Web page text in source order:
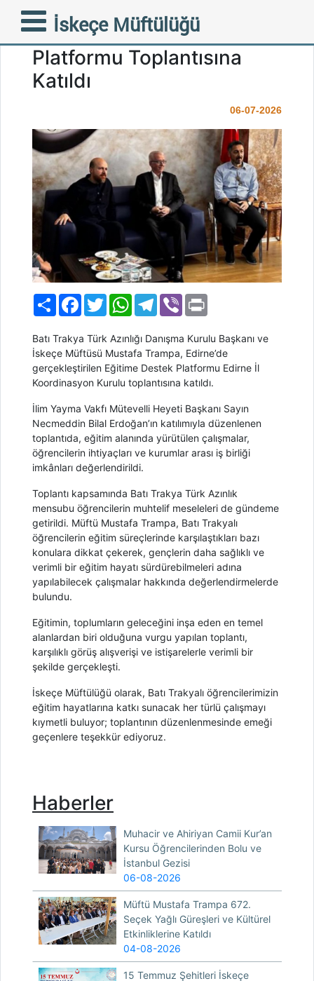
İskeçe Müftülüğü
Müftü Mustafa Trampa
Edirne’de Eğitime Destek
Platformu Toplantısına
Katıldı
06-07-2026
PaylaşFacebook
TwitterWhatsAppTelegram
Viber
Batı Trakya Türk Azınlığı Danışma Kurulu Başkanı ve
İskeçe Müftüsü Mustafa Trampa, Edirne’de
gerçekleştirilen Eğitime Destek Platformu Edirne İl
Koordinasyon Kurulu toplantısına katıldı.
İlim Yayma Vakfı Mütevelli Heyeti Başkanı Sayın
Necmeddin Bilal Erdoğan’ın katılımıyla düzenlenen
toplantıda, eğitim alanında yürütülen çalışmalar,
öğrencilerin ihtiyaçları ve kurumlar arası iş birliği
imkânları değerlendirildi.
Toplantı kapsamında Batı Trakya Türk Azınlık
mensubu öğrencilerin muhtelif meseleleri de gündeme
getirildi. Müftü Mustafa Trampa, Batı Trakyalı
öğrencilerin eğitim süreçlerinde karşılaştıkları bazı
konulara dikkat çekerek, gençlerin daha sağlıklı ve
verimli bir eğitim hayatı sürdürebilmeleri adına
yapılabilecek çalışmalar hakkında değerlendirmelerde
bulundu.
Eğitimin, toplumların geleceğini inşa eden en temel
alanlardan biri olduğuna vurgu yapılan toplantı,
karşılıklı görüş alışverişi ve istişarelerle verimli bir
şekilde gerçekleşti.
İskeçe Müftülüğü olarak, Batı Trakyalı öğrencilerimizin
eğitim hayatlarına katkı sunacak her türlü çalışmayı
kıymetli buluyor; toplantının düzenlenmesinde emeği
geçenlere teşekkür ediyoruz.
Haberler
Muhacir ve Ahiriyan Camii Kur’an
Kursu Öğrencilerinden Bolu ve
İstanbul Gezisi
06-08-2026
Müftü Mustafa Trampa 672.
Seçek Yağlı Güreşleri ve Kültürel
Etkinliklerine Katıldı
04-08-2026
15 Temmuz Şehitleri İskeçe